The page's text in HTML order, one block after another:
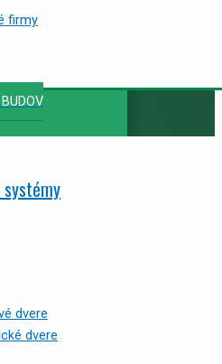
firmy
dvere
dvere